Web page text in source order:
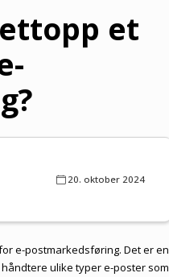
et
20. oktober 2024
e-postmarkedsføring. Det er en
ulike typer e-poster som